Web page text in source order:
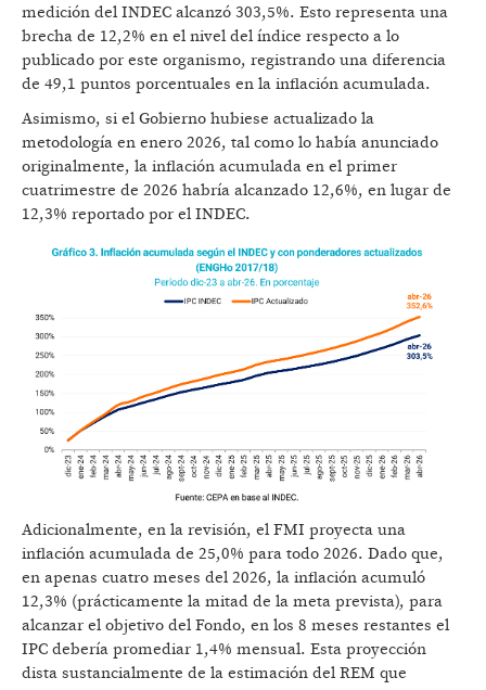
medición del INDEC alcanzó 303,5%. Esto representa una
brecha de 12,2% en el nivel del índice respecto a lo
publicado por este organismo, registrando una diferencia
de 49,1 puntos porcentuales en la inflación acumulada.
Asimismo, si el Gobierno hubiese actualizado la
metodología en enero 2026, tal como lo había anunciado
originalmente, la inflación acumulada en el primer
cuatrimestre de 2026 habría alcanzado 12,6%, en lugar de
12,3% reportado por el INDEC.
Adicionalmente, en la revisión, el FMI proyecta una
inflación acumulada de 25,0% para todo 2026. Dado que,
en apenas cuatro meses del 2026, la inflación acumuló
12,3% (prácticamente la mitad de la meta prevista), para
alcanzar el objetivo del Fondo, en los 8 meses restantes el
IPC debería promediar 1,4% mensual. Esta proyección
dista sustancialmente de la estimación del REM que